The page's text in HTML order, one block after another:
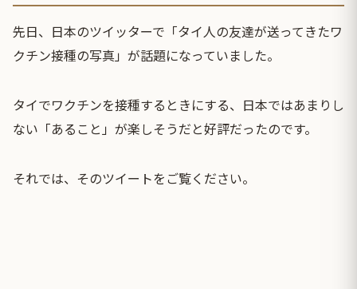
先日、日本のツイッターで「タイ人の友達が送ってきたワ
クチン接種の写真」が話題になっていました。
タイでワクチンを接種するときにする、日本ではあまりし
ない「あること」が楽しそうだと好評だったのです。
それでは、そのツイートをご覧ください。